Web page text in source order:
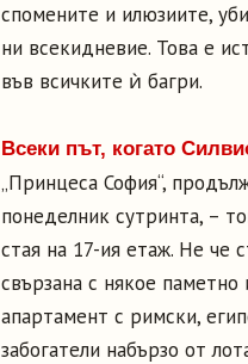
спомените и илюзиите,
ни всекидневие. Това е
във всичките ѝ багри.
Всеки път, когато
„Принцеса София“,
понеделник сутринта, –
стая на 17-ия етаж. Не че
свързана с някое
апартамент с римски,
забогатели набързо от